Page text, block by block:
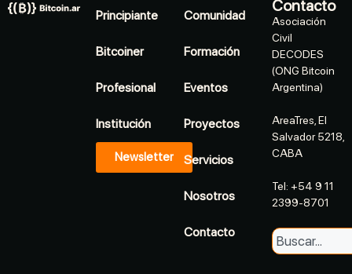
Principiante
Bitcoiner
Profesional
Institución
Newsletter
Comunidad
Formación
Eventos
Proyectos
Servicios
Nosotros
Contacto
Contacto
Asociación
Civil
DECODES
(ONG Bitcoin
Argentina)
AreaTres, El
Salvador 5218,
CABA
Tel: +54 9 11
2399-8701